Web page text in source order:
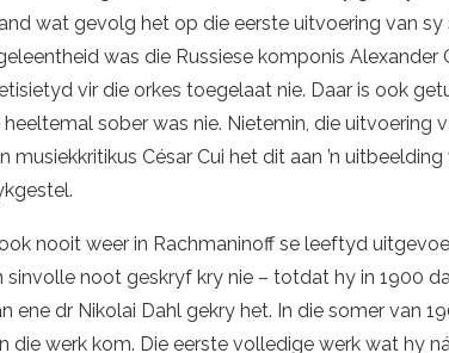
wat gevolg het op die eerste uitvoering van sy
was die Russiese komponis
vir die orkes toegelaat nie. Daar is ook
sober was nie. Nietemin, die uitvoering
musiekkritikus César Cui het dit aan ’n
nooit weer in Rachmaninoff se leeftyd
sinvolle noot geskryf kry nie – totdat hy in 1900
ene dr Nikolai Dahl gekry het. In die somer van
die werk kom. Die eerste volledige werk wat hy